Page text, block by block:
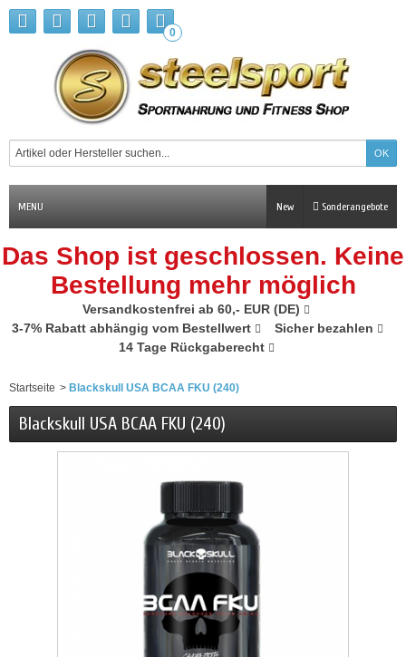
0
MENU Sonderangebote
New
Das Shop ist geschlossen. Keine
Bestellung mehr möglich
Versandkostenfrei ab 60,- EUR (DE)
3-7% Rabatt abhängig vom Bestellwert
Sicher bezahlen
14 Tage Rückgaberecht
Startseite > Blackskull USA BCAA FKU (240)
Blackskull USA BCAA FKU (240)